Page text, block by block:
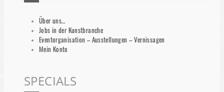
Über uns…
Jobs in der Kunstbranche
Eventorganisation – Ausstellungen – Vernissagen
Mein Konto
SPECIALS